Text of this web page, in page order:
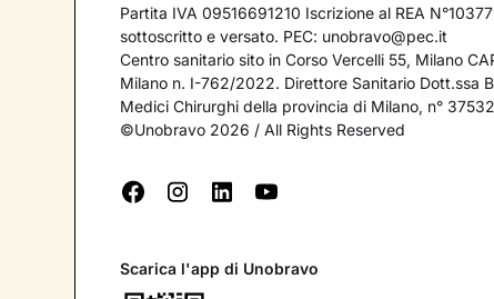
Partita IVA 09516691210 Iscrizione al REA
sottoscritto e versato. PEC: unobravo@pec.it
Centro sanitario sito in Corso Vercelli 55, Milano
Milano n. I-762/2022. Direttore Sanitario Dott.ssa
Medici Chirurghi della provincia di Milano, n° 37532
©Unobravo 2026 / All Rights Reserved
Scarica l'app di Unobravo